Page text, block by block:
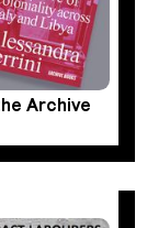
Archive